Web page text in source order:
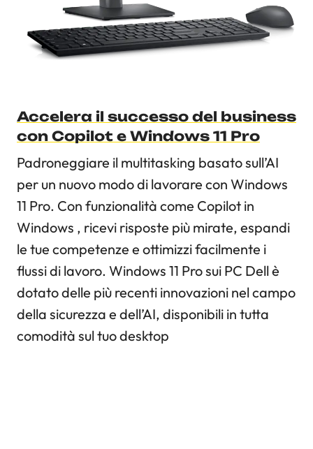
Accelera il successo del business
con Copilot e Windows 11 Pro
Padroneggiare il multitasking basato sull’AI
per un nuovo modo di lavorare con Windows
11 Pro. Con funzionalità come Copilot in
Windows , ricevi risposte più mirate, espandi
le tue competenze e ottimizzi facilmente i
flussi di lavoro. Windows 11 Pro sui PC Dell è
dotato delle più recenti innovazioni nel campo
della sicurezza e dell’AI, disponibili in tutta
comodità sul tuo desktop